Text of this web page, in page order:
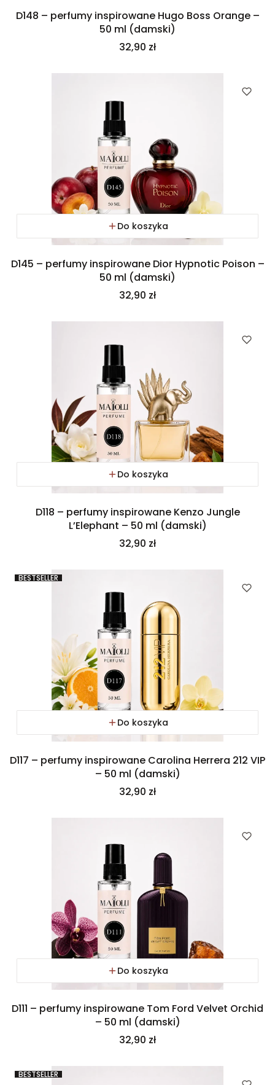
D148 – perfumy inspirowane Hugo Boss Orange –
50 ml (damski)
Cena
32,90 zł
Do koszyka
D145 – perfumy inspirowane Dior Hypnotic Poison –
50 ml (damski)
Cena
32,90 zł
Do koszyka
D118 – perfumy inspirowane Kenzo Jungle
L’Elephant – 50 ml (damski)
Cena
32,90 zł
BESTSELLER
Do koszyka
D117 – perfumy inspirowane Carolina Herrera 212 VIP
– 50 ml (damski)
Cena
32,90 zł
Do koszyka
D111 – perfumy inspirowane Tom Ford Velvet Orchid
– 50 ml (damski)
Cena
32,90 zł
BESTSELLER